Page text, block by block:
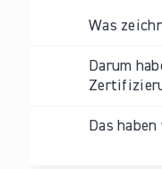
Was
Darum
Das